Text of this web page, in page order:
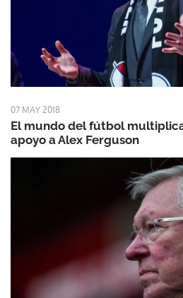
07 MAY 2018
El mundo del fútbol
apoyo a Alex Ferguson